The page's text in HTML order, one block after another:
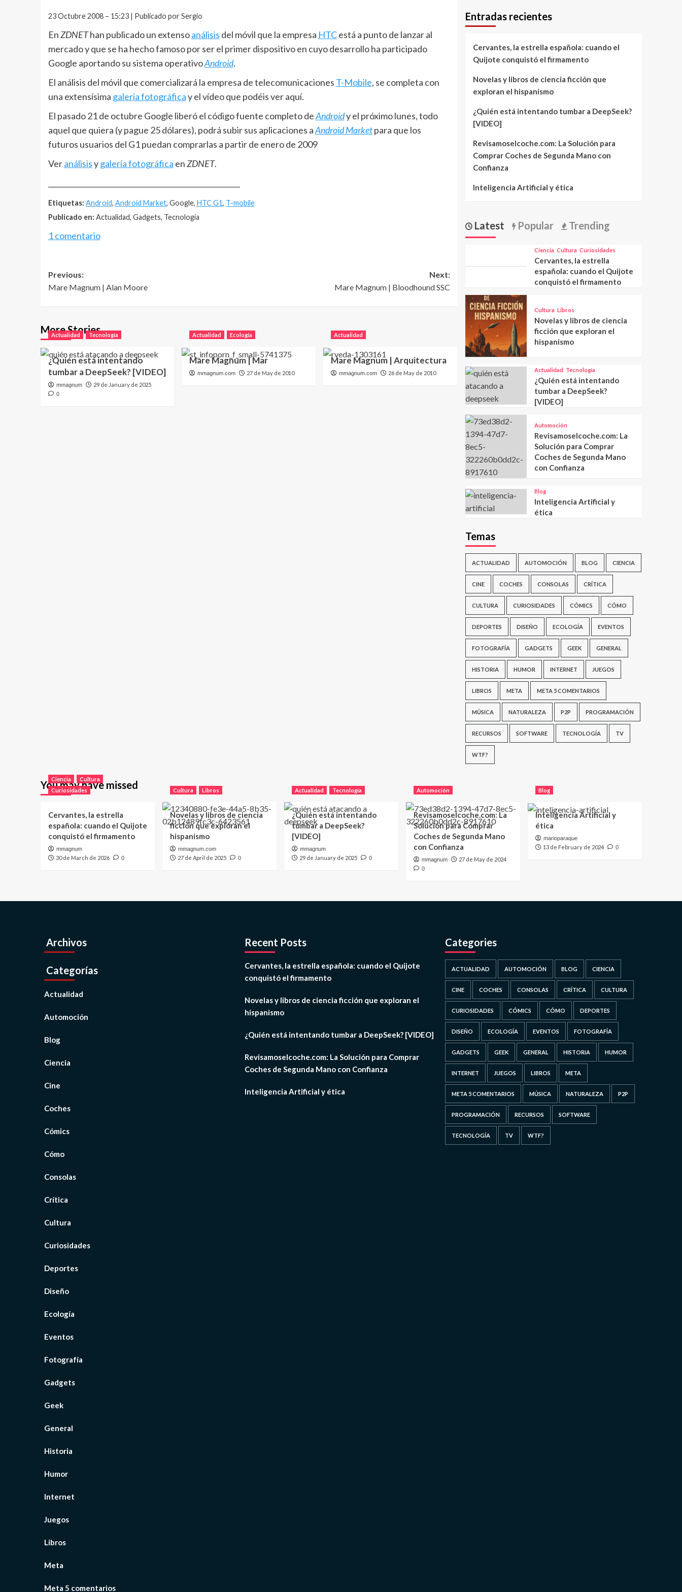
23 Octubre 2008 – 15:23 | Publicado por Sergio
EnZDNEThan publicado un extensoanálisis del móvil que la empresa HTCestá a punto de lanzar al
mercado y que se ha hecho famoso por ser el primer dispositivo en cuyo desarrollo ha participado
Google aportando su sistema operativoAndroid.
El análisis del móvil que comercializará la empresa de telecomunicaciones T-Mobile, se completa con
una extensísima galería fotográficay el vídeo que podéis ver aquí.
El pasado 21 de octubre Google liberó el código fuente completo deAndroidy el próximo lunes, todo
aquel que quiera (y pague 25 dólares), podrá subir sus aplicaciones aAndroid Marketpara que los
futuros usuarios del G1 puedan comprarlas a partir de enero de 2009
Veranálisisygalería fotográfica enZDNET.
Etiquetas: Android, Android Market, Google, HTC G1, T-mobile
Publicado en: Actualidad, Gadgets, Tecnología
1 comentario
Post
navigation
Previous:
Mare Magnum | Alan Moore
Next:
Mare Magnum | Bloodhound SSC
More Stories
Actualidad Tecnología
¿Quién está intentando
tumbar a DeepSeek? [VIDEO]
mmagnum 29 de January de 2025
0
Actualidad Ecología
Mare Magnum | Mar
mmagnum.com 27 de May de 2010
Actualidad
Mare Magnum | Arquitectura
mmagnum.com 26 de May de 2010
Entradas recientes
Cervantes, la estrella española: cuando el
Quijote conquistó el firmamento
Novelas y libros de ciencia ficción que
exploran el hispanismo
¿Quién está intentando tumbar a DeepSeek?
[VIDEO]
Revisamoselcoche.com: La Solución para
Comprar Coches de Segunda Mano con
Confianza
Inteligencia Artificial y ética
Latest Popular Trending
Ciencia Cultura Curiosidades
Cervantes, la estrella
española: cuando el Quijote
conquistó el firmamento
Cultura Libros
Novelas y libros de ciencia
ficción que exploran el
hispanismo
Actualidad Tecnología
¿Quién está intentando
tumbar a DeepSeek?
[VIDEO]
Automoción
Revisamoselcoche.com: La
Solución para Comprar
Coches de Segunda Mano
con Confianza
Blog
Inteligencia Artificial y
ética
Temas
ACTUALIDAD AUTOMOCIÓN BLOG CIENCIA
CINE COCHES CONSOLAS CRÍTICA
CULTURA CURIOSIDADES CÓMICS CÓMO
DEPORTES DISEÑO ECOLOGÍA EVENTOS
FOTOGRAFÍA GADGETS GEEK GENERAL
HISTORIA HUMOR INTERNET JUEGOS
LIBROS META META 5 COMENTARIOS
MÚSICA NATURALEZA P2P PROGRAMACIÓN
RECURSOS SOFTWARE TECNOLOGÍA TV
WTF?
You may have missed
Ciencia
Cultura
Curiosidades
Cervantes, la estrella
española: cuando el Quijote
conquistó el firmamento
mmagnum
30 de March de 2026 0
Cultura Libros
Novelas y libros de ciencia
ficción que exploran el
hispanismo
mmagnum.com
27 de April de 2025 0
Actualidad Tecnología
¿Quién está intentando
tumbar a DeepSeek?
[VIDEO]
mmagnum
29 de January de 2025 0
Automoción
Revisamoselcoche.com: La
Solución para Comprar
Coches de Segunda Mano
con Confianza
mmagnum 27 de May de 2024
0
Blog
Inteligencia Artificial y
ética
marioparaque
13 de February de 2024 0
Archivos
Categorías
Actualidad
Automoción
Blog
Ciencia
Cine
Coches
Cómics
Cómo
Consolas
Crítica
Cultura
Curiosidades
Deportes
Diseño
Ecología
Eventos
Fotografía
Gadgets
Geek
General
Historia
Humor
Internet
Juegos
Libros
Meta
Meta 5 comentarios
Recent Posts
Cervantes, la estrella española: cuando el Quijote
conquistó el firmamento
Novelas y libros de ciencia ficción que exploran el
hispanismo
¿Quién está intentando tumbar a DeepSeek? [VIDEO]
Revisamoselcoche.com: La Solución para Comprar
Coches de Segunda Mano con Confianza
Inteligencia Artificial y ética
Categories
ACTUALIDAD AUTOMOCIÓN BLOG CIENCIA
CINE COCHES CONSOLAS CRÍTICA CULTURA
CURIOSIDADES CÓMICS CÓMO DEPORTES
DISEÑO ECOLOGÍA EVENTOS FOTOGRAFÍA
GADGETS GEEK GENERAL HISTORIA HUMOR
INTERNET JUEGOS LIBROS META
META 5 COMENTARIOS MÚSICA NATURALEZA P2P
PROGRAMACIÓN RECURSOS SOFTWARE
TECNOLOGÍA TV WTF?